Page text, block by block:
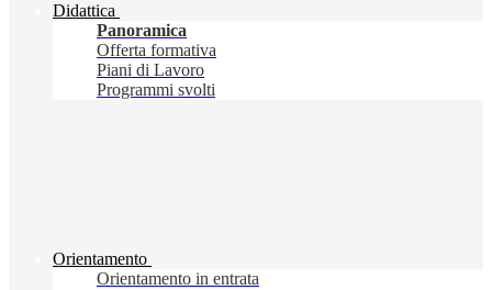
Didattica
Panoramica
Offerta formativa
Piani di Lavoro
Programmi svolti
Orientamento
Orientamento in entrata